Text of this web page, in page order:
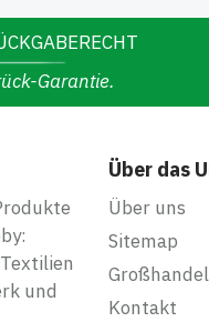
Garantie.
und
Über das
Über uns
Sitemap
Kontakt